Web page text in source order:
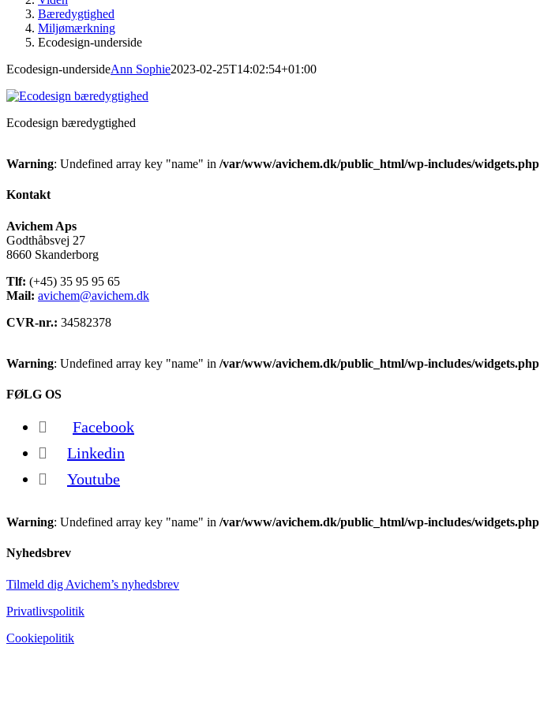
Bæredygtighed
Miljømærkning
Ecodesign-underside
Ecodesign-undersideAnn Sophie2023-02-25T14:02:54+01:00
Ecodesign bæredygtighed
Warning: Undefined array key "name" in /var/www/avichem.dk/public_html/wp-includes/widgets.php
Kontakt
Avichem Aps
Godthåbsvej 27
8660 Skanderborg
Tlf: (+45) 35 95 95 65
Mail: avichem@avichem.dk
CVR-nr.: 34582378
Warning: Undefined array key "name" in /var/www/avichem.dk/public_html/wp-includes/widgets.php
FØLG OS
Facebook
Linkedin
Youtube
Warning: Undefined array key "name" in /var/www/avichem.dk/public_html/wp-includes/widgets.php
Nyhedsbrev
Tilmeld dig Avichem’s nyhedsbrev
Privatlivspolitik
Cookiepolitik